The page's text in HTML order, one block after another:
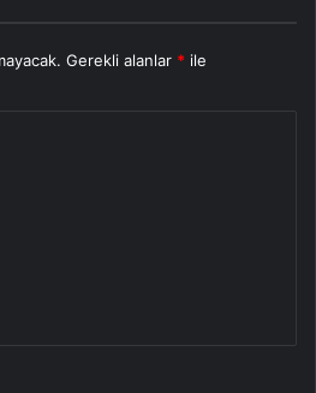
Gerekli alanlar * ile